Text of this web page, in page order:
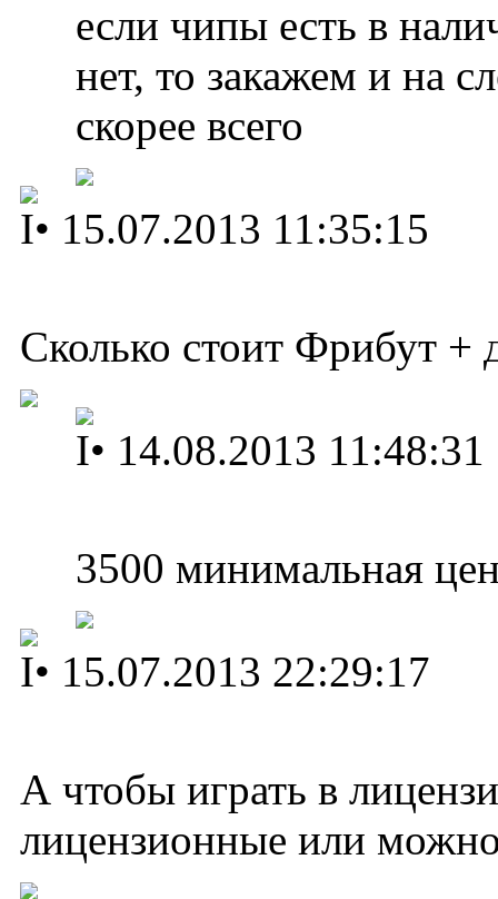
если чипы есть в
нет, то закажем и на
скорее всего
I• 15.07.2013 11:35:15
Сколько стоит Фрибут +
I• 14.08.2013 11:48:31
3500 минимальная
I• 15.07.2013 22:29:17
А чтобы играть в
лицензионные или